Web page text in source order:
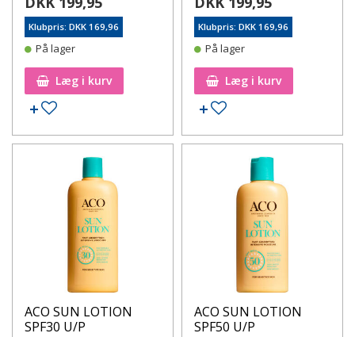
Klubpris: DKK 169,96
På lager
Læg i kurv
Tilføj til ønskeseddel
Klubpris: DKK 169,96
På lager
Læg i kurv
Tilføj til ønskeseddel
ACO SUN LOTION
SPF30 U/P
ACO SUN LOTION
SPF50 U/P